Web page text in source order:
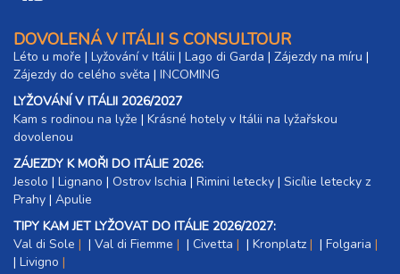
6 500 Kč
19.09. - 23.09.26
sobota - středa
5 dní (4 noci)
8 700 Kč
19.09. - 24.09.26
sobota - čtvrtek
10 800 Kč
19.09. - 26.09.26
sobota - sobota
15 100 Kč rezervovat
26.09. - 29.09.26
DOVOLENÁ V ITÁLII S CONSULTOUR
Léto u moře | Lyžování v Itálii | Lago di Garda | Zájezdy na míru |
Zájezdy do celého světa | INCOMING
LYŽOVÁNÍ V ITÁLII 2026/2027
Kam s rodinou na lyže |​ Krásné hotely v Itálii na lyžařskou
dovolenou
ZÁJEZDY K MOŘI DO ITÁLIE 2026:
Jesolo | Lignano | Ostrov Ischia | Rimini letecky | Sicílie letecky z
Prahy | Apulie
TIPY KAM JET LYŽOVAT DO ITÁLIE 2026/2027:
Val di Sole
| Val di Fiemme | Civetta | Kronplatz | Folgaria
| Livigno